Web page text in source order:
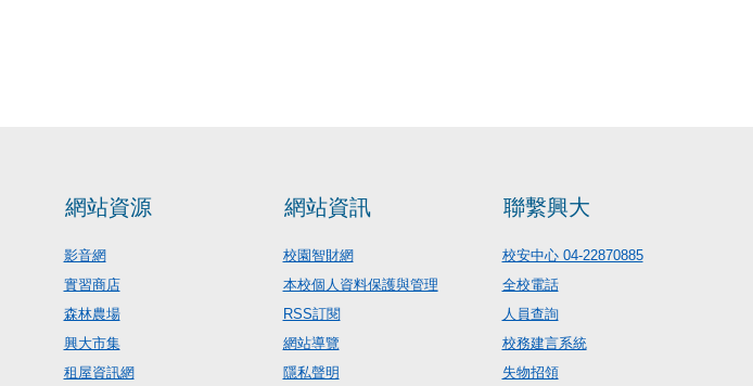
網站資源
影音網
實習商店
森林農場
興大市集
租屋資訊網
網站資訊
校園智財網
本校個人資料保護與管理
RSS訂閱
網站導覽
隱私聲明
聯繫興大
校安中心 04-22870885
全校電話
人員查詢
校務建言系統
失物招領